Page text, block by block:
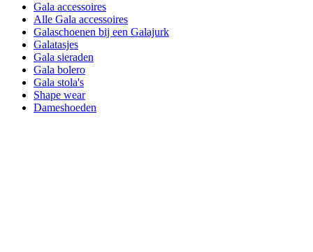
Gala accessoires
Alle Gala accessoires
Galaschoenen bij een Galajurk
Galatasjes
Gala sieraden
Gala bolero
Gala stola's
Shape wear
Dameshoeden